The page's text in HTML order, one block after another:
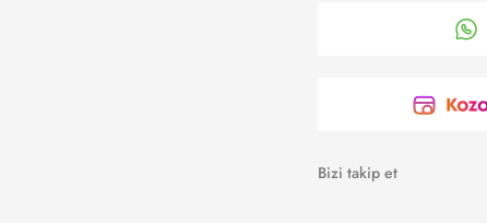
Bizi takip et